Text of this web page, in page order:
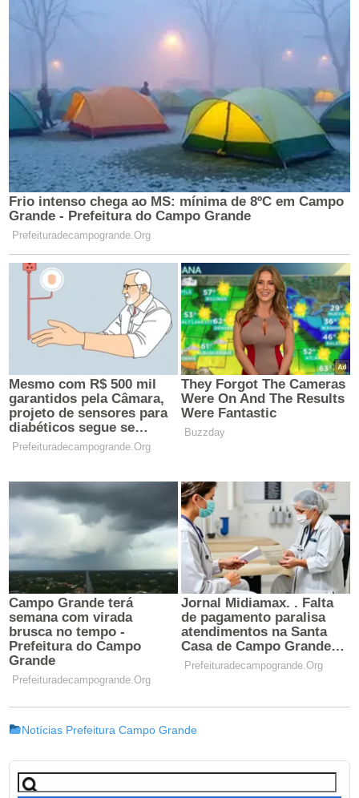
Notícias Prefeitura Campo Grande
Pesquisar
por: